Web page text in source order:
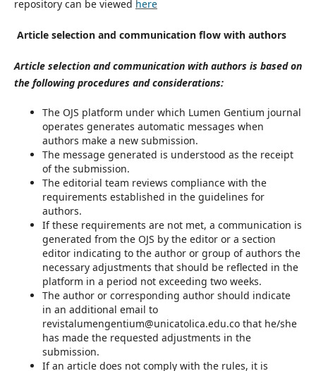
repository can be viewed here
Article selection and communication flow with authors
Article selection and communication with authors is based on
the following procedures and considerations:
The OJS platform under which Lumen Gentium journal
operates generates automatic messages when
authors make a new submission.
The message generated is understood as the receipt
of the submission.
The editorial team reviews compliance with the
requirements established in the guidelines for
authors.
If these requirements are not met, a communication is
generated from the OJS by the editor or a section
editor indicating to the author or group of authors the
necessary adjustments that should be reflected in the
platform in a period not exceeding two weeks.
The author or corresponding author should indicate
in an additional email to
revistalumengentium@unicatolica.edu.co that he/she
has made the requested adjustments in the
submission.
If an article does not comply with the rules, it is